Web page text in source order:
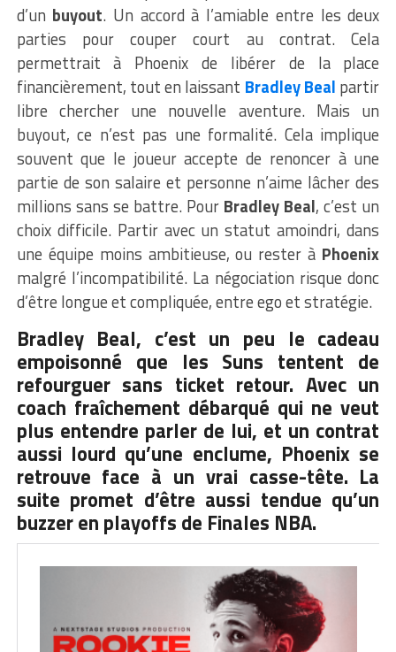
d’un buyout. Un accord à l’amiable entre les deux
parties pour couper court au contrat. Cela
permettrait à Phoenix de libérer de la place
financièrement, tout en laissant Bradley Beal partir
libre chercher une nouvelle aventure. Mais un
buyout, ce n’est pas une formalité. Cela implique
souvent que le joueur accepte de renoncer à une
partie de son salaire et personne n’aime lâcher des
millions sans se battre. Pour Bradley Beal, c’est un
choix difficile. Partir avec un statut amoindri, dans
une équipe moins ambitieuse, ou rester à Phoenix
malgré l’incompatibilité. La négociation risque donc
d’être longue et compliquée, entre ego et stratégie.
Bradley Beal, c’est un peu le cadeau
empoisonné que les Suns tentent de
refourguer sans ticket retour. Avec un
coach fraîchement débarqué qui ne veut
plus entendre parler de lui, et un contrat
aussi lourd qu’une enclume, Phoenix se
retrouve face à un vrai casse-tête. La
suite promet d’être aussi tendue qu’un
buzzer en playoffs de Finales NBA.